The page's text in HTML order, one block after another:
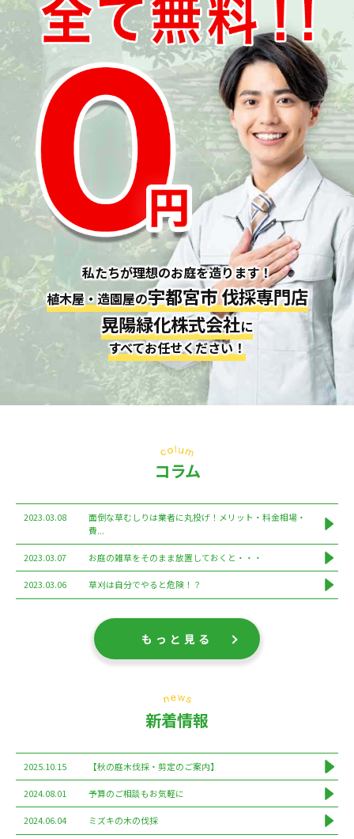
私たちが理想のお庭を造ります！
植木屋・造園屋の宇都宮市 伐採専門店
晃陽緑化株式会社に
すべてお任せください！
コラム
2023.03.08
面倒な草むしりは業者に丸投げ！メリット・料金相場・
費...
2023.03.07 お庭の雑草をそのまま放置しておくと・・・
2023.03.06 草刈は自分でやると危険！？
もっと見る
新着情報
2025.10.15 【秋の庭木伐採・剪定のご案内】
2024.08.01 予算のご相談もお気軽に
2024.06.04 ミズキの木の伐採